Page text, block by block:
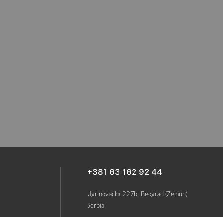
+381 63 162 92 44
Ugrinovačka 227b, Beograd (Zemun),
Serbia